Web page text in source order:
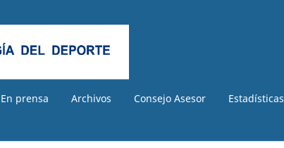
En prensa Archivos Consejo Asesor Estadísticas